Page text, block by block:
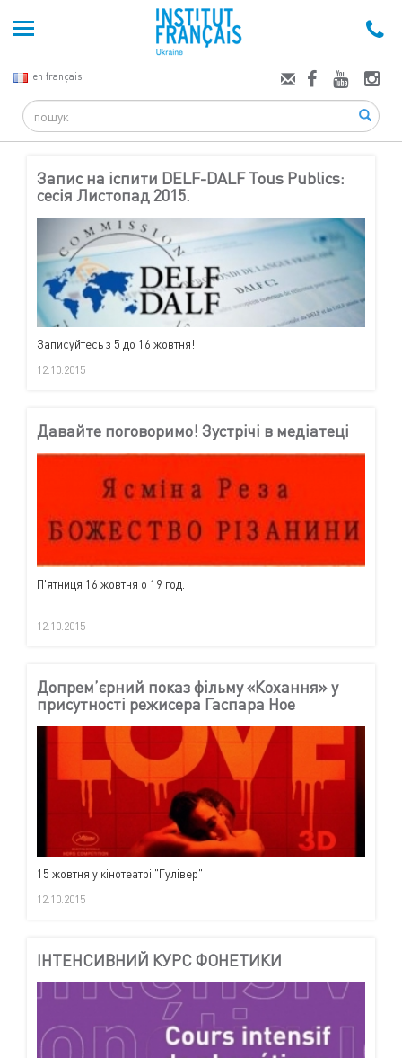
en français
Search
Запис на іспити DELF-DALF Tous Publics:
сесія Листопад 2015.
Записуйтесь з 5 до 16 жовтня!
12.10.2015
Давайте поговоримо! Зустрічі в медіатеці
П'ятниця 16 жовтня о 19 год.
12.10.2015
Допрем’єрний показ фільму «Кохання» у
присутності режисера Гаспара Ное
15 жовтня у кінотеатрі "Гулівер"
12.10.2015
ІНТЕНСИВНИЙ КУРС ФОНЕТИКИ